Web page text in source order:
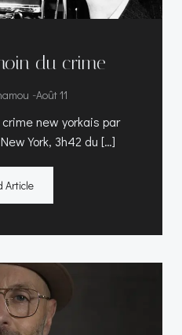
du crime
-Août 11
new yorkais par
York, 3h42 du […]
Article